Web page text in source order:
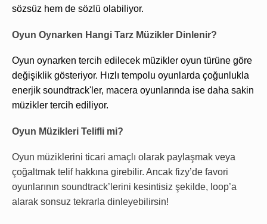
sözsüz hem de sözlü olabiliyor.
Oyun Oynarken Hangi Tarz Müzikler Dinlenir?
Oyun oynarken tercih edilecek müzikler oyun türüne göre
değişiklik gösteriyor. Hızlı tempolu oyunlarda çoğunlukla
enerjik soundtrack'ler, macera oyunlarında ise daha sakin
müzikler tercih ediliyor.
Oyun Müzikleri Telifli mi?
Oyun müziklerini ticari amaçlı olarak paylaşmak veya
çoğaltmak telif hakkına girebilir. Ancak fizy’de favori
oyunlarının soundtrack’lerini kesintisiz şekilde, loop’a
alarak sonsuz tekrarla dinleyebilirsin!